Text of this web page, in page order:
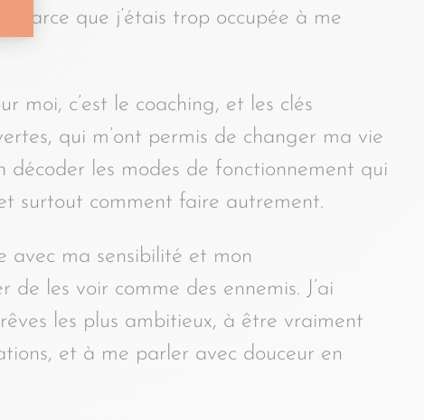
Parce que j’étais trop occupée à me
moi, c’est le coaching, et les clés
qui m’ont permis de changer ma vie
décoder les modes de fonctionnement qui
surtout comment faire autrement.
avec ma sensibilité et mon
de les voir comme des ennemis. J’ai
les plus ambitieux, à être vraiment
et à me parler avec douceur en